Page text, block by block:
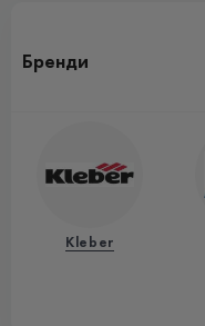
Бренди
Kleber